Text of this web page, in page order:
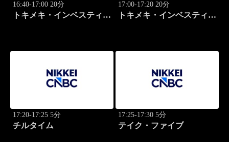
16:40-17:00 20分
トキメキ・インベスティン
17:00-17:20 20分
トキメキ・インベスティン
17:20-17:25 5分
チルタイム
17:25-17:30 5分
テイク・ファイブ